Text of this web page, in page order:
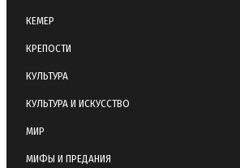
КЕМЕР
КРЕПОСТИ
КУЛЬТУРА
КУЛЬТУРА И ИСКУССТВО
МИР
МИФЫ И ПРЕДАНИЯ